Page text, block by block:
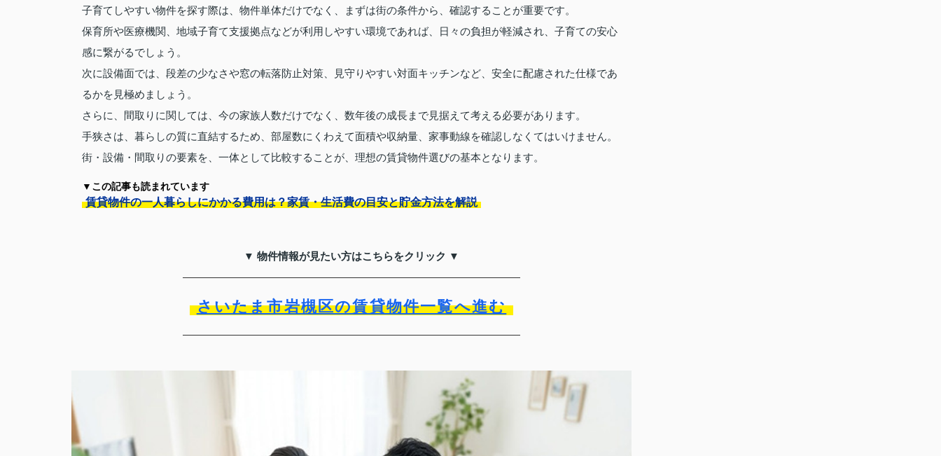
子育てしやすい物件を探す際は、物件単体だけでなく、まずは街の条件から、確認することが重要です。
保育所や医療機関、地域子育て支援拠点などが利用しやすい環境であれば、日々の負担が軽減され、子育ての安心
感に繋がるでしょう。
次に設備面では、段差の少なさや窓の転落防止対策、見守りやすい対面キッチンなど、安全に配慮された仕様であ
るかを見極めましょう。
さらに、間取りに関しては、今の家族人数だけでなく、数年後の成長まで見据えて考える必要があります。
手狭さは、暮らしの質に直結するため、部屋数にくわえて面積や収納量、家事動線を確認しなくてはいけません。
街・設備・間取りの要素を、一体として比較することが、理想の賃貸物件選びの基本となります。
▼この記事も読まれています
賃貸物件の一人暮らしにかかる費用は？家賃・生活費の目安と貯金方法を解説
▼ 物件情報が見たい方はこちらをクリック ▼
さいたま市岩槻区の賃貸物件一覧へ進む